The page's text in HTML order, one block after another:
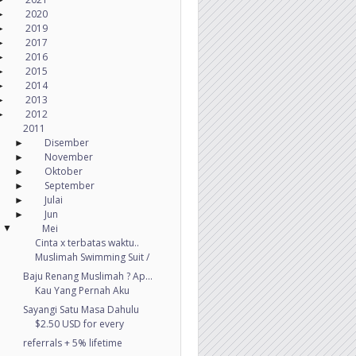
2020
2019
2017
2016
2015
2014
2013
2012
2011
► Disember
► November
► Oktober
► September
► Julai
► Jun
▼
Mei
Cinta x terbatas waktu..
Muslimah Swimming Suit /
Baju Renang Muslimah ? Ap...
Kau Yang Pernah Aku
Sayangi Satu Masa Dahulu
$2.50 USD for every
referrals + 5% lifetime